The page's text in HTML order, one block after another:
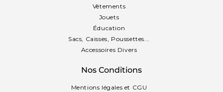
Vêtements
Jouets
Éducation
Sacs, Caisses, Poussettes...
Accessoires Divers
Nos Conditions
Mentions légales et CGU